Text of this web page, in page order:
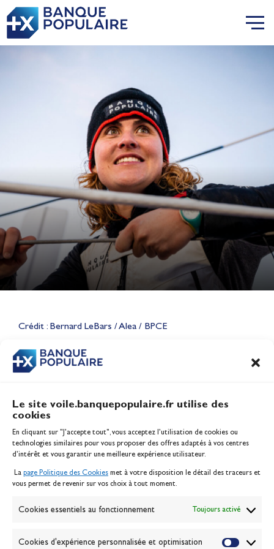
Le site voile.banquepopulaire.fr utilise des
cookies
En cliquant sur "J'accepte tout", vous acceptez l’utilisation de cookies ou
technologies similaires pour vous proposer des offres adaptés à vos centres
d’intérêt et vous garantir une meilleure expérience utilisateur.
La page Politique des Cookies met à votre disposition le détail des traceurs et
vous permet de revenir sur vos choix à tout moment.
Cookies essentiels au fonctionnement Toujours activé
Cookies d'expérience personnalisée et optimisation
Crédit : Bernard LeBars / Alea / BPCE
CONTENU
Lauriane Nolot en or à Long
Jeux Olympiques 2028
Inscription serveur média
Contact
Politique des cookies
Banque de la voile
Passion Voile TV